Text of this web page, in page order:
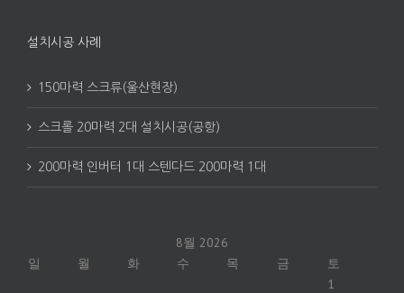
설치시공 사례
150마력 스크류(울산현장)
스크롤 20마력 2대 설치시공(공항)
200마력 인버터 1대 스텐다드 200마력 1대
8월 2026
일 월 화 수 목 금 토
1